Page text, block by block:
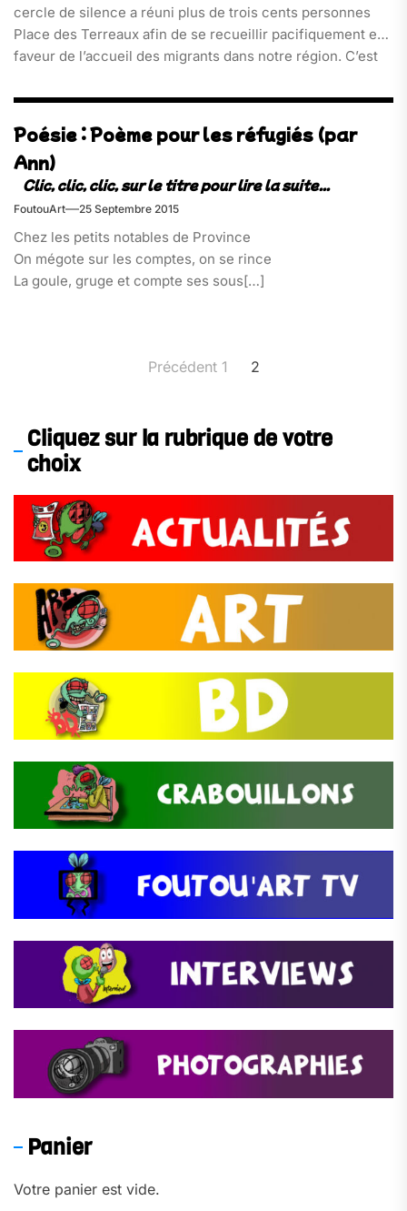
cercle de silence a réuni plus de trois cents personnes
Place des Terreaux afin de se recueillir pacifiquement en
faveur de l’accueil des migrants dans notre région. C’est
Poésie : Poème pour les réfugiés (par
Ann)
FoutouArt 25 Septembre 2015
Chez les petits notables de Province
On mégote sur les comptes, on se rince
La goule, gruge et compte ses sous[…]
Précédent 1 2
Cliquez sur la rubrique de votre
choix
Panier
Votre panier est vide.